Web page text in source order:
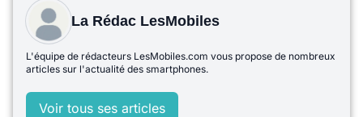
La Rédac LesMobiles
L'équipe de rédacteurs LesMobiles.com vous propose de nombreux
articles sur l'actualité des smartphones.
Voir tous ses articles